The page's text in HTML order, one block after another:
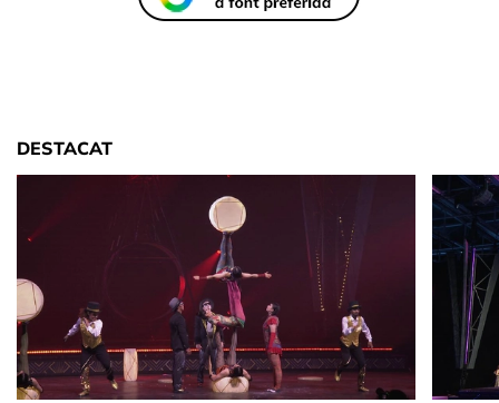
DESTACAT